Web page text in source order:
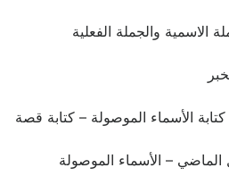
الاسمية والجملة الفعلية
كتابة الأسماء الموصولة – كتابة قصة
– الأسماء الموصولة